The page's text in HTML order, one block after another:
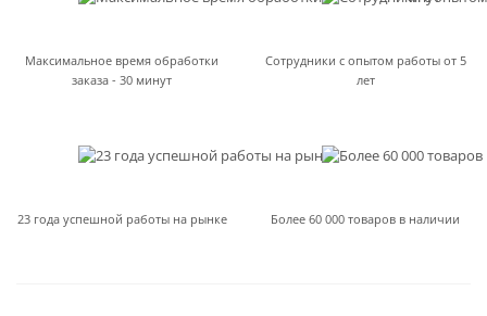
Максимальное время обработки
заказа - 30 минут
Сотрудники с опытом работы от 5
лет
23 года успешной работы на рынке Более 60 000 товаров в наличии